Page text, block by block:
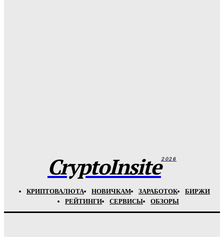
CryptoInsite2026
КРИПТОВАЛЮТА НОВИЧКАМ ЗАРАБОТОК
БИРЖИ
РЕЙТИНГИ
СЕРВИСЫ ОБЗОРЫ